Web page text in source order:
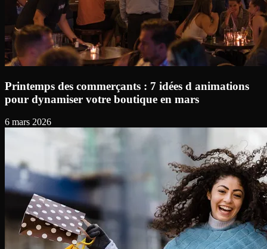
Printemps des commerçants : 7 idées d animations
pour dynamiser votre boutique en mars
6 mars 2026